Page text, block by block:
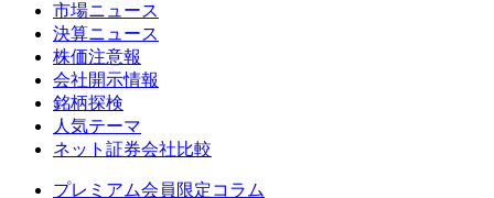
市場ニュース
決算ニュース
株価注意報
会社開示情報
銘柄探検
人気テーマ
ネット証券会社比較
プレミアム会員限定コラム